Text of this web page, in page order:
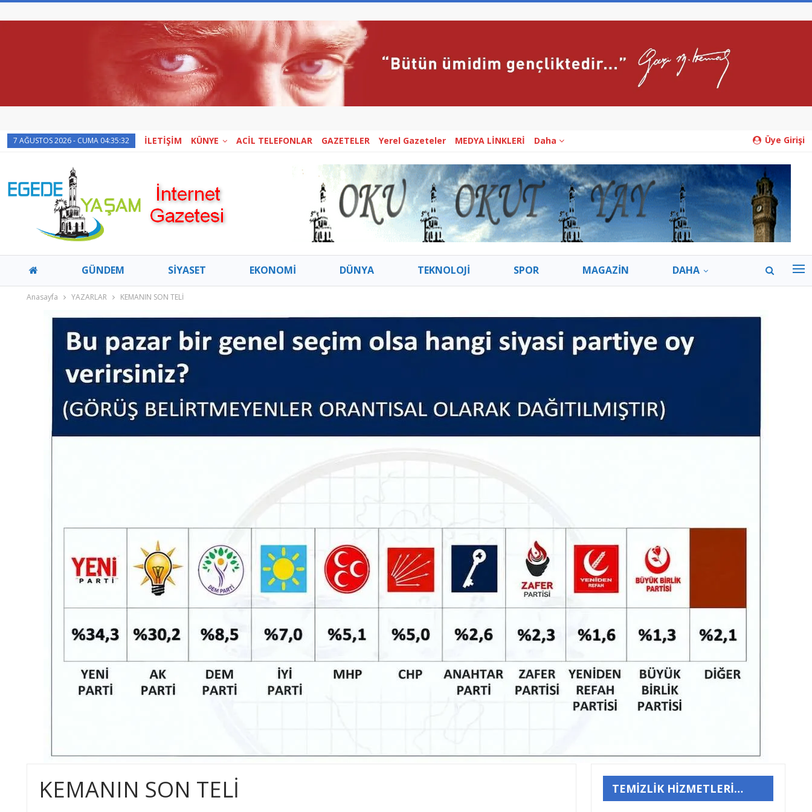
Üye Girişi
7 AĞUSTOS 2026 - CUMA 04:35:32 İLETİŞİM KÜNYE ACİL TELEFONLAR GAZETELER Yerel Gazeteler MEDYA LİNKLERİ Daha
GÜNDEM SİYASET EKONOMİ DÜNYA TEKNOLOJİ SPOR MAGAZİN DAHA
Anasayfa YAZARLAR KEMANIN SON TELİ
KEMANIN SON TELİ TEMİZLİK HİZMETLERİ…